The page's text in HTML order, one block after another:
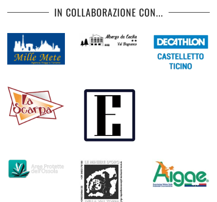
IN COLLABORAZIONE CON...